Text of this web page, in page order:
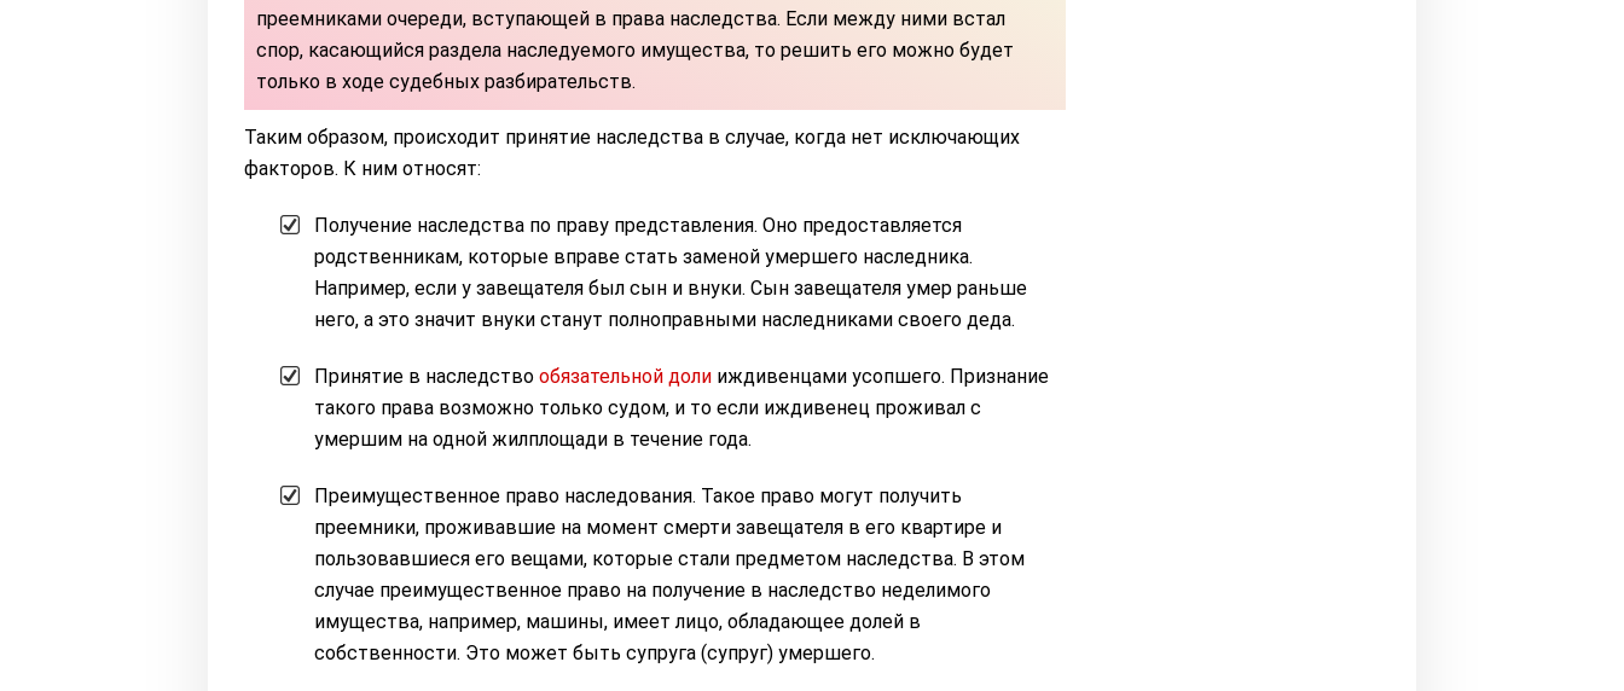
преемниками очереди, вступающей в права наследства. Если между ними встал
спор, касающийся раздела наследуемого имущества, то решить его можно будет
только в ходе судебных разбирательств.
Таким образом, происходит принятие наследства в случае, когда нет исключающих
факторов. К ним относят:
Получение наследства по праву представления. Оно предоставляется
родственникам, которые вправе стать заменой умершего наследника.
Например, если у завещателя был сын и внуки. Сын завещателя умер раньше
него, а это значит внуки станут полноправными наследниками своего деда.
Принятие в наследство обязательной доли иждивенцами усопшего. Признание
такого права возможно только судом, и то если иждивенец проживал с
умершим на одной жилплощади в течение года.
Преимущественное право наследования. Такое право могут получить
преемники, проживавшие на момент смерти завещателя в его квартире и
пользовавшиеся его вещами, которые стали предметом наследства. В этом
случае преимущественное право на получение в наследство неделимого
имущества, например, машины, имеет лицо, обладающее долей в
собственности. Это может быть супруга (супруг) умершего.